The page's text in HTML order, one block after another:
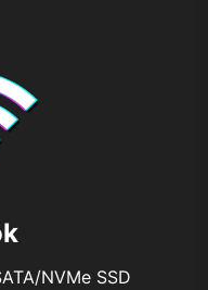
NVMe SSD